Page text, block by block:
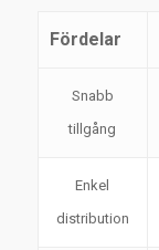
Fördelar
Snabb
tillgång
Enkel
distribution